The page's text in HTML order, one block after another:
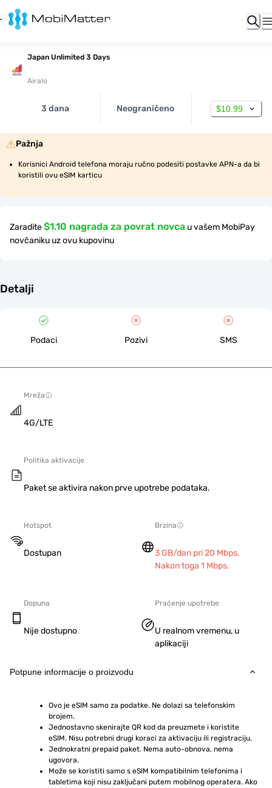
Japan Unlimited 3 Days
Airalo
3 dana Neograničeno $10.99
Pažnja
Korisnici Android telefona moraju ručno podesiti postavke APN-a da bi
koristili ovu eSIM karticu
Zaradite$1.10 nagrada za povrat novca u vašem MobiPay
novčaniku uz ovu kupovinu
Detalji
Podaci Pozivi SMS
Mreža
4G/LTE
Politika aktivacije
Paket se aktivira nakon prve upotrebe podataka.
Hotspot
Dostupan
Brzina
3 GB/dan pri 20 Mbps.
Nakon toga 1 Mbps.
Dopuna
Nije dostupno
Praćenje upotrebe
U realnom vremenu, u
aplikaciji
Potpune informacije o proizvodu
Ovo je eSIM samo za podatke. Ne dolazi sa telefonskim
brojem.
Jednostavno skenirajte QR kod da preuzmete i koristite
eSIM. Nisu potrebni drugi koraci za aktivaciju ili registraciju.
Jednokratni prepaid paket. Nema auto-obnova, nema
ugovora.
Može se koristiti samo s eSIM kompatibilnim telefonima i
tabletima koji nisu zaključani putem mobilnog operatera. Ako